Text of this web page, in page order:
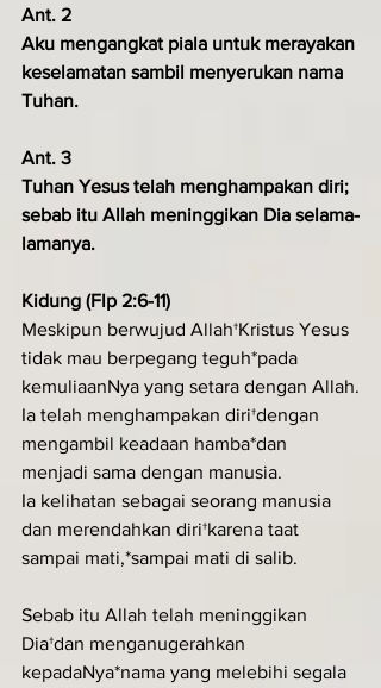
Ant. 2
Aku mengangkat piala untuk merayakan
keselamatan sambil menyerukan nama
Tuhan.
Ant. 3
Tuhan Yesus telah menghampakan diri;
sebab itu Allah meninggikan Dia selama-
lamanya.
Kidung (Flp 2:6-11)
Meskipun berwujud Allah†Kristus Yesus
tidak mau berpegang teguh*pada
kemuliaanNya yang setara dengan Allah.
Ia telah menghampakan diri†dengan
mengambil keadaan hamba*dan
menjadi sama dengan manusia.
Ia kelihatan sebagai seorang manusia
dan merendahkan diri†karena taat
sampai mati,*sampai mati di salib.
Sebab itu Allah telah meninggikan
Dia†dan menganugerahkan
kepadaNya*nama yang melebihi segala